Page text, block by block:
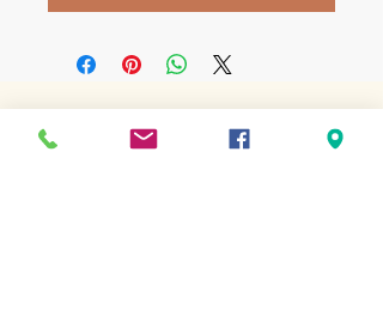
LA BOUTIQUE